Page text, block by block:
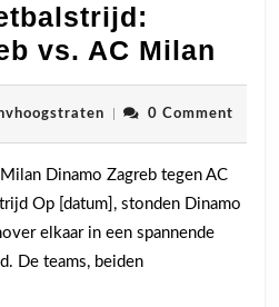
vs. AC Milan
vs.
AC
cdenvhoogstraten
0 Comment
Dinamo Zagreb tegen AC
Op [datum], stonden Dinamo
elkaar in een spannende
De teams, beiden